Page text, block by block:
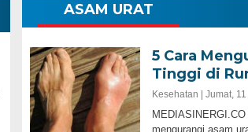
ASAM URAT
5 Cara
Tinggi di
Kesehatan | Jumat,
mengurangi asam